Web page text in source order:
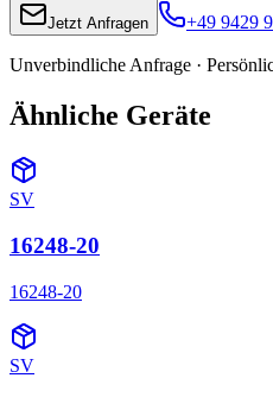
Jetzt Anfragen +49 9429
Unverbindliche Anfrage ·
Ähnliche Geräte
SV
16248-20
16248-20
SV